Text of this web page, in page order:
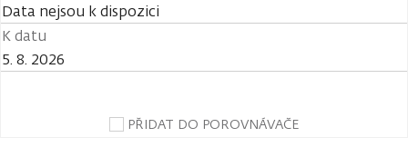
Data nejsou k dispozici
K datu
5. 8. 2026
PŘIDAT DO POROVNÁVAČE